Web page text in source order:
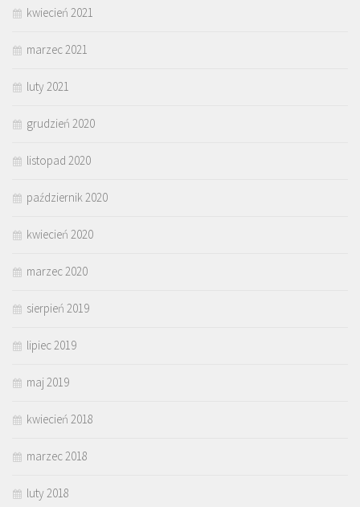
kwiecień 2021
marzec 2021
luty 2021
grudzień 2020
listopad 2020
październik 2020
kwiecień 2020
marzec 2020
sierpień 2019
lipiec 2019
maj 2019
kwiecień 2018
marzec 2018
luty 2018